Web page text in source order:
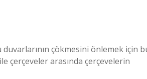
çökmesini önlemek için
çerçeveler arasında çerçevelerin